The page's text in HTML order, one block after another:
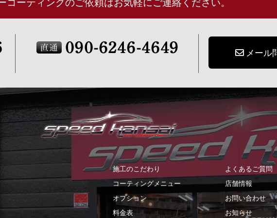
コーティングのご依頼はお気軽にご連絡ください。
メール
施工のこだわり
よくあるご質問
コーティングメニュー
店舗情報
オプション
お問い合わせ
料金表
お知らせ